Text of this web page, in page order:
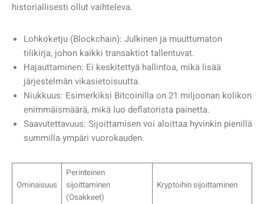
historiallisesti ollut vaihteleva.
Lohkoketju (Blockchain): Julkinen ja muuttumaton
tilikirja, johon kaikki transaktiot tallentuvat.
Hajauttaminen: Ei keskitettyä hallintoa, mikä lisää
järjestelmän vikasietoisuutta.
Niukkuus: Esimerkiksi Bitcoinilla on 21 miljoonan kolikon
enimmäismäärä, mikä luo deflatorista painetta.
Saavutettavuus: Sijoittamisen voi aloittaa hyvinkin pienillä
summilla ympäri vuorokauden.
Ominaisuus
Perinteinen
sijoittaminen
(Osakkeet)
Kryptoihin sijoittaminen